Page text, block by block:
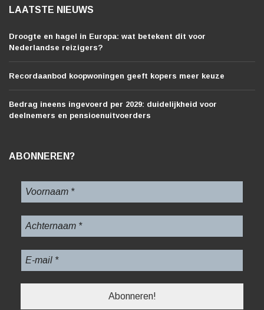
LAATSTE NIEUWS
Droogte en hagel in Europa: wat betekent dit voor
Nederlandse reizigers?
Recordaanbod koopwoningen geeft kopers meer keuze
Bedrag ineens ingevoerd per 2029: duidelijkheid voor
deelnemers en pensioenuitvoerders
ABONNEREN?